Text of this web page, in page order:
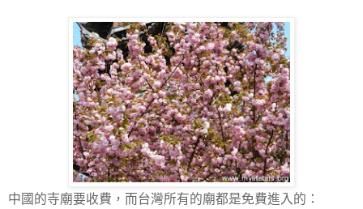
中國的寺廟要收費，而台灣所有的廟都是免費進入的：